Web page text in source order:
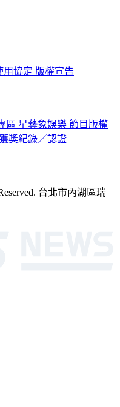
用協定 版權宣告
區 星藝象娛樂 節目版權
獎紀錄／認證
台北市內湖區瑞